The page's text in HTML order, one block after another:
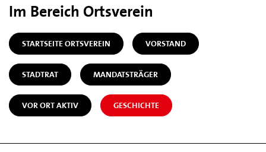
Im Bereich Ortsverein
STARTSEITE ORTSVEREIN VORSTAND
STADTRAT MANDATSTRÄGER
VOR ORT AKTIV GESCHICHTE